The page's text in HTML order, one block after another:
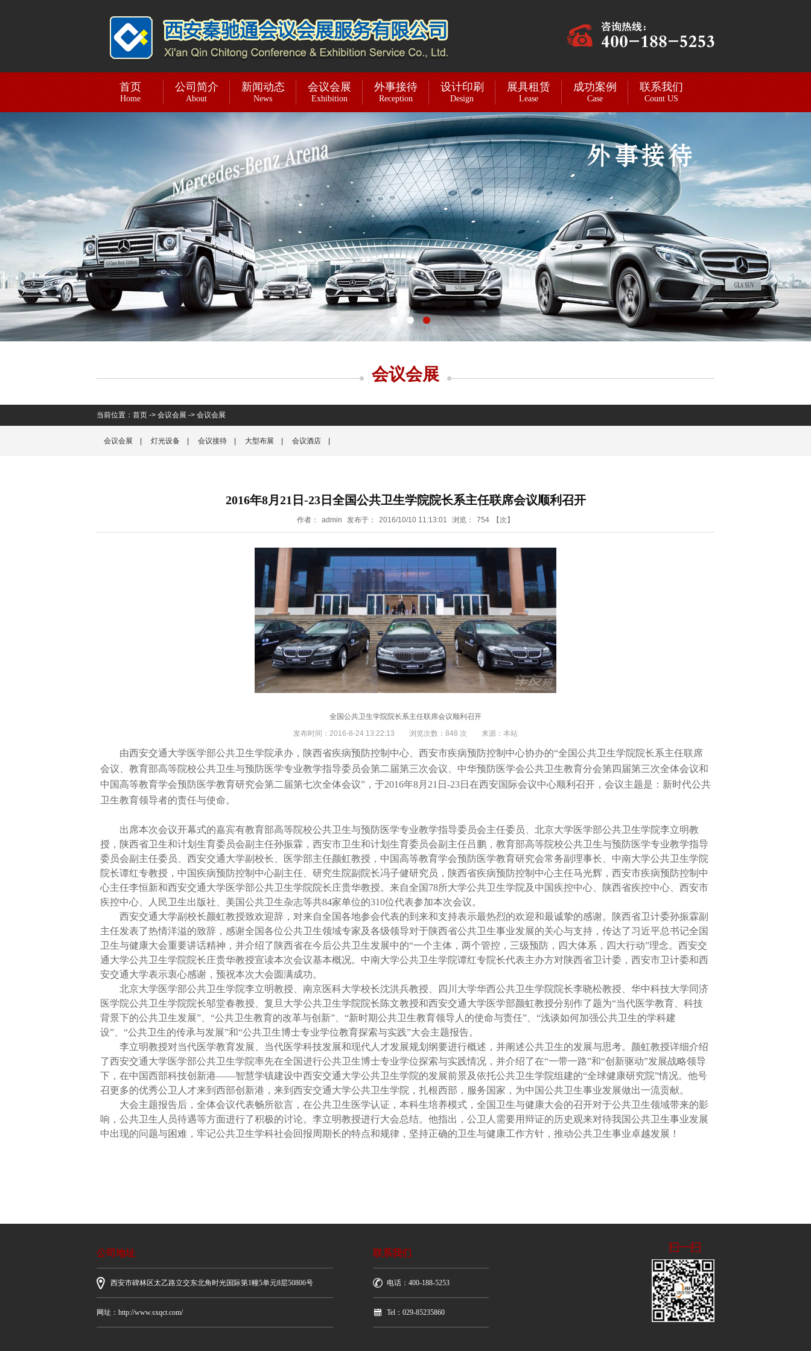
首页
Home
公司简介
About
新闻动态
News
会议会展
Exhibition
外事接待
Reception
设计印刷
Design
展具租赁
Lease
成功案例
Case
联系我们
Count US
会议会展
当前位置： 首页 -> 会议会展 -> 会议会展
会议会展 灯光设备 会议接待 大型布展 会议酒店
2016年8月21日-23日全国公共卫生学院院长系主任联席会议顺利召开
作者： admin 发布于： 2016/10/10 11:13:01 浏览： 754 【次】
全国公共卫生学院院长系主任联席会议顺利召开
发布时间：2016-8-24 13:22:13 浏览次数： 848 次 来源：本站
由西安交通大学医学部公共卫生学院承办，陕西省疾病预防控制中心、西安市疾病预防控制中心协办的“全国公共卫生学院院长系主任联席
会议、教育部高等院校公共卫生与预防医学专业教学指导委员会第二届第三次会议、中华预防医学会公共卫生教育分会第四届第三次全体会议和
中国高等教育学会预防医学教育研究会第二届第七次全体会议”，于2016年8月 21 日 -23日在西安国际会议中心顺利召开，会议主题是：新时代公共
卫生教育领导者的责任与使命。
出席本次会议开幕式的嘉宾有教育部高等院校公共卫生与预防医学专业教学指导委员会主任委员、北京大学医学部公共卫生学院李立明教
授，陕西省卫生和计划生育委员会副主任孙振霖，西安市卫生和计划生育委员会副主任吕鹏，教育部高等院校公共卫生与预防医学专业教学指导
委员会副主任委员、西安交通大学副校长、医学部主任颜虹教授，中国高等教育学会预防医学教育研究会常务副理事长、中南大学公共卫生学院
院长谭红专教授，中国疾病预防控制中心副主任、研究生院副院长冯子健研究员，陕西省疾病预防控制中心主任马光辉，西安市疾病预防控制中
心主任李恒新和西安交通大学医学部公共卫生学院院长庄贵华教授。来自全国 78所大学公共卫生学院及中国疾控中心、陕西省疾控中心、西安市
疾控中心、人民卫生出版社、美国公共卫生杂志等共84家单位的310位代表参加本次会议。
西安交通大学副校长颜虹教授致欢迎辞，对来自全国各地参会代表的到来和支持表示最热烈的欢迎和最诚挚的感谢。陕西省卫计委孙振霖副
主任发表了热情洋溢的致辞，感谢全国各位公共卫生领域专家及各级领导对于陕西省公共卫生事业发展的关心与支持，传达了习近平总书记全国
卫生与健康大会重要讲话精神，并介绍了陕西省在今后公共卫生发展中的“一个主体，两个管控，三级预防，四大体系，四大行动”理念。西安交
通大学公共卫生学院院长庄贵华教授宣读本次会议基本概况。中南大学公共卫生学院谭红专院长代表主办方对陕西省卫计委，西安市卫计委和西
安交通大学表示衷心感谢，预祝本次大会圆满成功。
北京大学医学部公共卫生学院李立明教授、南京医科大学校长沈洪兵教授、四川大学华西公共卫生学院院长李晓松教授、华中科技大学同济
医学院公共卫生学院院长邬堂春教授、复旦大学公共卫生学院院长陈文教授和西安交通大学医学部颜虹教授分别作了题为“当代医学教育、科技
背景下的公共卫生发展”、“公共卫生教育的改革与创新”、“新时期公共卫生教育领导人的使命与责任”、“浅谈如何加强公共卫生的学科建
设”、“公共卫生的传承与发展”和“公共卫生博士专业学位教育探索与实践”大会主题报告。
李立明教授对当代医学教育发展、当代医学科技发展和现代人才发展规划纲要进行概述，并阐述公共卫生的发展与思考。颜虹教授详细介绍
了西安交通大学医学部公共卫生学院率先在全国进行公共卫生博士专业学位探索与实践情况，并介绍了在“一带一路”和“创新驱动”发展战略领导
下，在中国西部科技创新港——智慧学镇建设中西安交通大学公共卫生学院的发展前景及依托公共卫生学院组建的“全球健康研究院”情况。他号
召更多的优秀公卫人才来到西部创新港，来到西安交通大学公共卫生学院，扎根西部，服务国家，为中国公共卫生事业发展做出一流贡献。
大会主题报告后，全体会议代表畅所欲言，在公共卫生医学认证，本科生培养模式，全国卫生与健康大会的召开对于公共卫生领域带来的影
响，公共卫生人员待遇等方面进行了积极的讨论。李立明教授进行大会总结。他指出，公卫人需要用辩证的历史观来对待我国公共卫生事业发展
中出现的问题与困难，牢记公共卫生学科社会回报周期长的特点和规律，坚持正确的卫生与健康工作方针，推动公共卫生事业卓越发展！
公司地址
西安市碑林区太乙路立交东北角时光国际第1幢5单元8层50806号
网址：http://www.sxqct.com/
联系我们
电话： 400-188-5253
Tel：029-85235860